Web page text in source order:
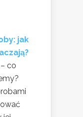
jak
co